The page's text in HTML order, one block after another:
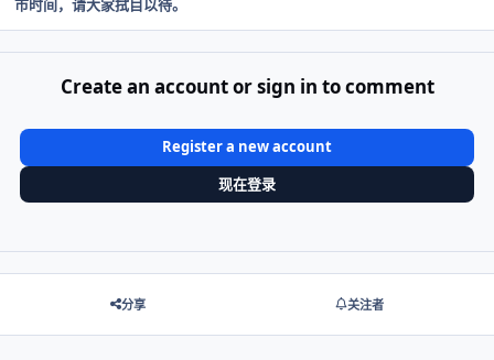
市时间，请大家拭目以待。
Create an account or sign in to comment
Register a new account
现在登录
分享 关注者